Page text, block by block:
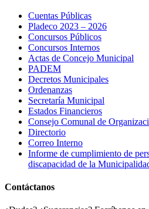
Cuentas Públicas
Pladeco 2023 – 2026
Concursos Públicos
Concursos Internos
Actas de Concejo Municipal
PADEM
Decretos Municipales
Ordenanzas
Secretaría Municipal
Estados Financieros
Consejo Comunal de
Directorio
Correo Interno
Informe de cumplimiento de
discapacidad de la
Contáctanos